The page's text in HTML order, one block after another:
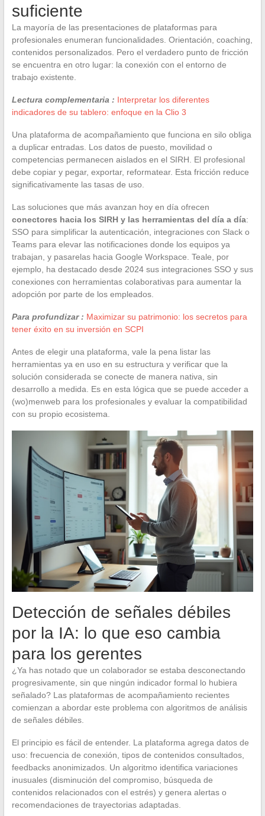
suficiente
La mayoría de las presentaciones de plataformas para
profesionales enumeran funcionalidades. Orientación, coaching,
contenidos personalizados. Pero el verdadero punto de fricción
se encuentra en otro lugar: la conexión con el entorno de
trabajo existente.
Lectura complementaria : Interpretar los diferentes
indicadores de su tablero: enfoque en la Clio 3
Una plataforma de acompañamiento que funciona en silo obliga
a duplicar entradas. Los datos de puesto, movilidad o
competencias permanecen aislados en el SIRH. El profesional
debe copiar y pegar, exportar, reformatear. Esta fricción reduce
significativamente las tasas de uso.
Las soluciones que más avanzan hoy en día ofrecen
conectores hacia los SIRH y las herramientas del día a día:
SSO para simplificar la autenticación, integraciones con Slack o
Teams para elevar las notificaciones donde los equipos ya
trabajan, y pasarelas hacia Google Workspace. Teale, por
ejemplo, ha destacado desde 2024 sus integraciones SSO y sus
conexiones con herramientas colaborativas para aumentar la
adopción por parte de los empleados.
Para profundizar : Maximizar su patrimonio: los secretos para
tener éxito en su inversión en SCPI
Antes de elegir una plataforma, vale la pena listar las
herramientas ya en uso en su estructura y verificar que la
solución considerada se conecte de manera nativa, sin
desarrollo a medida. Es en esta lógica que se puede acceder a
(wo)menweb para los profesionales y evaluar la compatibilidad
con su propio ecosistema.
Detección de señales débiles
por la IA: lo que eso cambia
para los gerentes
¿Ya has notado que un colaborador se estaba desconectando
progresivamente, sin que ningún indicador formal lo hubiera
señalado? Las plataformas de acompañamiento recientes
comienzan a abordar este problema con algoritmos de análisis
de señales débiles.
El principio es fácil de entender. La plataforma agrega datos de
uso: frecuencia de conexión, tipos de contenidos consultados,
feedbacks anonimizados. Un algoritmo identifica variaciones
inusuales (disminución del compromiso, búsqueda de
contenidos relacionados con el estrés) y genera alertas o
recomendaciones de trayectorias adaptadas.